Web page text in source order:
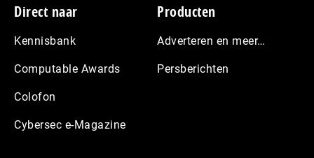
Footer
Direct naar
Kennisbank
Computable Awards
Colofon
Cybersec e-Magazine
Producten
Adverteren en meer…
Persberichten